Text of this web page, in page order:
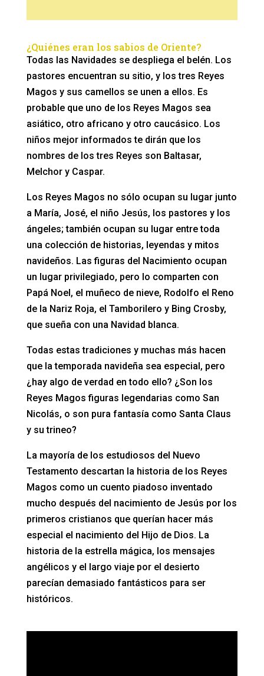
¿Quiénes eran los sabios de Oriente?
Todas las Navidades se despliega el belén. Los
pastores encuentran su sitio, y los tres Reyes
Magos y sus camellos se unen a ellos. Es
probable que uno de los Reyes Magos sea
asiático, otro africano y otro caucásico. Los
niños mejor informados te dirán que los
nombres de los tres Reyes son Baltasar,
Melchor y Caspar.
Los Reyes Magos no sólo ocupan su lugar junto
a María, José, el niño Jesús, los pastores y los
ángeles; también ocupan su lugar entre toda
una colección de historias, leyendas y mitos
navideños. Las figuras del Nacimiento ocupan
un lugar privilegiado, pero lo comparten con
Papá Noel, el muñeco de nieve, Rodolfo el Reno
de la Nariz Roja, el Tamborilero y Bing Crosby,
que sueña con una Navidad blanca.
Todas estas tradiciones y muchas más hacen
que la temporada navideña sea especial, pero
¿hay algo de verdad en todo ello? ¿Son los
Reyes Magos figuras legendarias como San
Nicolás, o son pura fantasía como Santa Claus
y su trineo?
La mayoría de los estudiosos del Nuevo
Testamento descartan la historia de los Reyes
Magos como un cuento piadoso inventado
mucho después del nacimiento de Jesús por los
primeros cristianos que querían hacer más
especial el nacimiento del Hijo de Dios. La
historia de la estrella mágica, los mensajes
angélicos y el largo viaje por el desierto
parecían demasiado fantásticos para ser
históricos.